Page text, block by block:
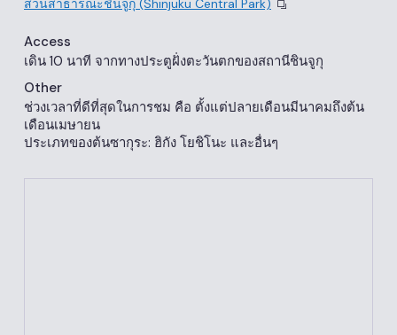
สวนสาธารณะชินจูกุ (Shinjuku Central Park)
Access
เดิน 10 นาที จากทางประตูฝั่งตะวันตกของสถานีชินจูกุ
Other
ช่วงเวลาที่ดีที่สุดในการชม คือ ตั้งแต่ปลายเดือนมีนาคมถึงต้น
เดือนเมษายน
ประเภทของต้นซากุระ: ฮิกัง โยชิโนะ และอื่นๆ